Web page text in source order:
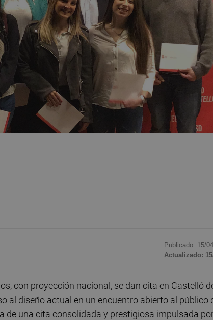
Publicado: 15/
Actualizado:
con proyección nacional, se dan cita en Castelló
al diseño actual en un encuentro abierto al público
de una cita consolidada y prestigiosa impulsada